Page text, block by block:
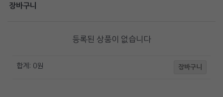
장바구니
등록된 상품이 없습니다
합계: 0원 장바구니